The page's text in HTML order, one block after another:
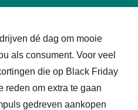
dé dag om mooie
als consument. Voor veel
die op Black Friday
reden om extra te gaan
gedreven aankopen